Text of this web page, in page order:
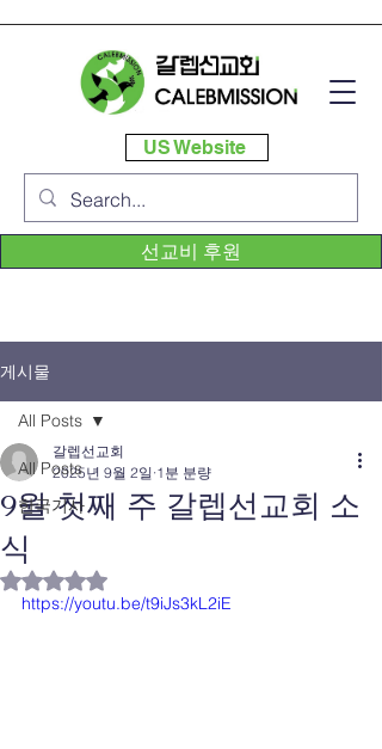
US Website
선교비 후원
게시물
All Posts
한국기사
All Posts
9월 첫째 주 갈렙선교회 소
식
갈렙선교회
2025년 9월 2일 1분 분량
별점 5점 중 NaN점을 주었습니다.
https://youtu.be/t9iJs3kL2iE